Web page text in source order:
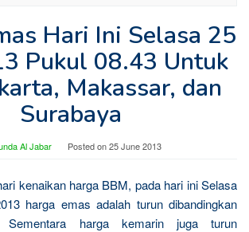
Hari Ini Selasa 25
Pukul 08.43 Untuk
Makassar, dan
Surabaya
Al Jabar Posted on25 June 2013
kenaikan harga BBM, pada hari ini Selasa
harga emas adalah turun dibandingkan
Sementara harga kemarin juga turun